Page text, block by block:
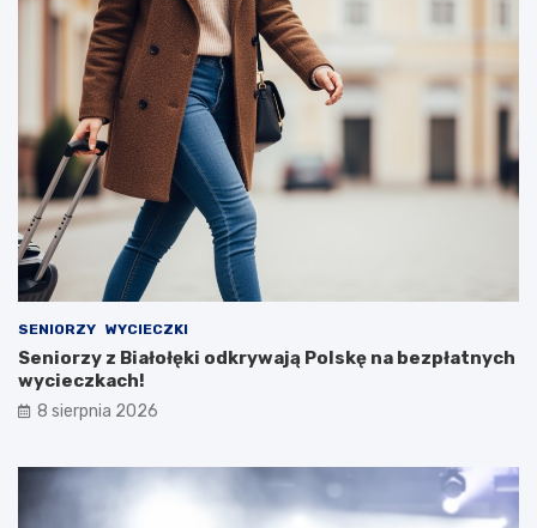
SENIORZY WYCIECZKI
Seniorzy z Białołęki odkrywają Polskę na bezpłatnych
wycieczkach!
8 sierpnia 2026